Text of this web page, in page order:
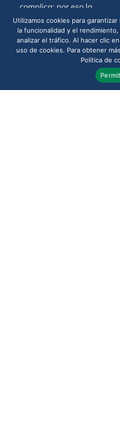
complica; por eso la
atención legal se
centra en
comunicación clara,
seguimiento del caso
reclamaciones o
Utilizamos cookies para
la funcionalidad y el
analizar el tráfico. Al hacer clic
uso de cookies. Para obtener
Política de